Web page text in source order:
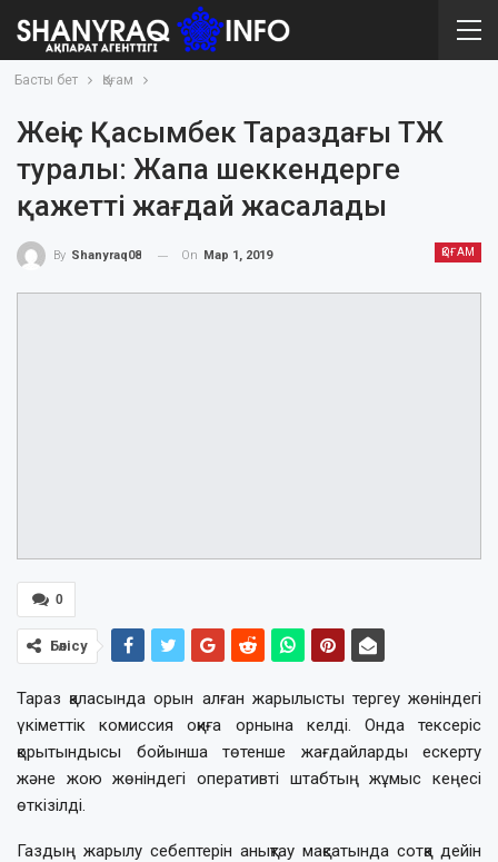
Басты бет Қоғам
Жеңіс Қасымбек Тараздағы ТЖ
туралы: Жапа шеккендерге
қажетті жағдай жасалады
ҚОҒАМ
By Shanyraq08 On Мар 1, 2019
0
Бөлісу
Тараз қаласында орын алған жарылысты тергеу жөніндегі
үкіметтік комиссия оқиға орнына келді. Онда тексеріс
қорытындысы бойынша төтенше жағдайларды ескерту
және жою жөніндегі оперативті штабтың жұмыс кеңесі
өткізілді.
Газдың жарылу себептерін анықтау мақсатында сотқа дейін